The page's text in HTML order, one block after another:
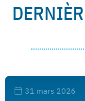
31 mars 2026